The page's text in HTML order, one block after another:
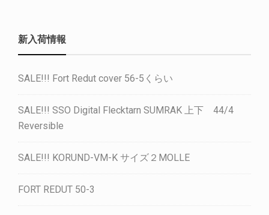
新入荷情報
SALE!!! Fort Redut cover 56-5くらい
SALE!!! SSO Digital Flecktarn SUMRAK 上下 44/4
Reversible
SALE!!! KORUND-VM-K サイズ２MOLLE
FORT REDUT 50-3